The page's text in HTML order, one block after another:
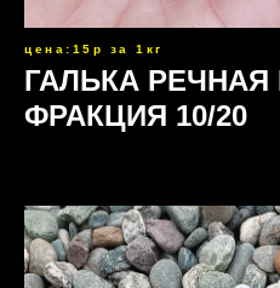
цена:15р за 1кг
ГАЛЬКА
ФРАКЦИЯ 10/20